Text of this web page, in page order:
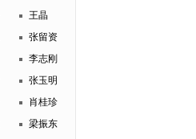
王晶
张留资
李志刚
张玉明
肖桂珍
梁振东